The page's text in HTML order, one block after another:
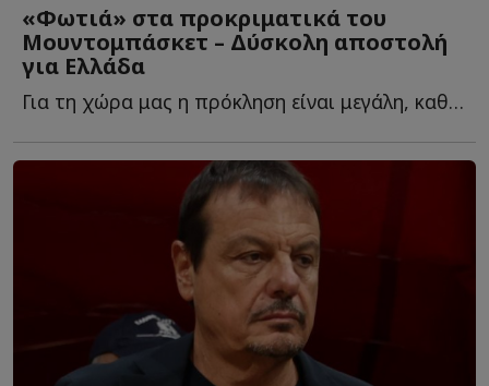
«Φωτιά» στα προκριματικά του
Μουντομπάσκετ – Δύσκολη αποστολή
για Ελλάδα
Για τη χώρα μας η πρόκληση είναι μεγάλη, καθώς καλείται ν...